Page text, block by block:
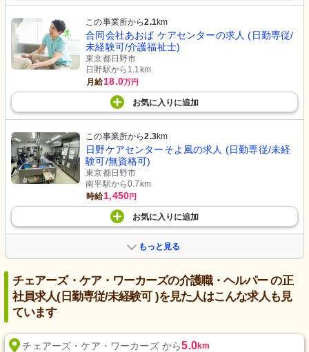
この事業所から2.1km
合同会社あおば ケアセンターの求人 (日勤専従/
未経験可/介護福祉士)
東京都日野市
日野駅から1.1km
月給18.0万円
お気に入り に追加
この事業所から2.3km
日野ケアセンターそよ風の求人 (日勤専従/未経
験可/無資格可)
東京都日野市
南平駅から0.7km
時給1,450円
お気に入り に追加
もっと見る
チェアーズ・ケア・ワーカーズの介護職・ヘルパー の正
社員求人(日勤専従/未経験可 )を見た人はこんな求人も見
ています
チェアーズ・ケア・ワーカーズ から5.0km